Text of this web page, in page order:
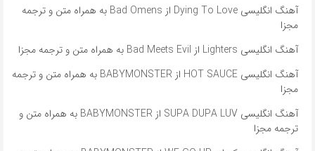
آهنگ انگلیسی Dying To Love از Bad Omens به همراه متن و ترجمه
مجزا
آهنگ انگلیسی Lighters از Bad Meets Evil به همراه متن و ترجمه مجزا
آهنگ انگلیسی HOT SAUCE از BABYMONSTER به همراه متن و ترجمه
مجزا
آهنگ انگلیسی SUPA DUPA LUV از BABYMONSTER به همراه متن و
ترجمه مجزا